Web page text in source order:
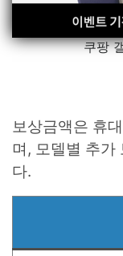
쿠팡
보상금액은 휴
며, 모델별 추가
다.